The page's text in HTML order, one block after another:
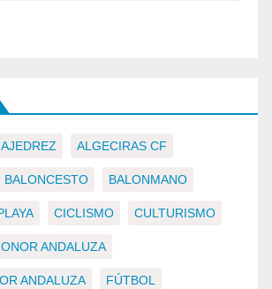
AJEDREZ ALGECIRAS CF
BALONCESTO BALONMANO
CICLISMO CULTURISMO
ANDALUZA
ANDALUZA FÚTBOL